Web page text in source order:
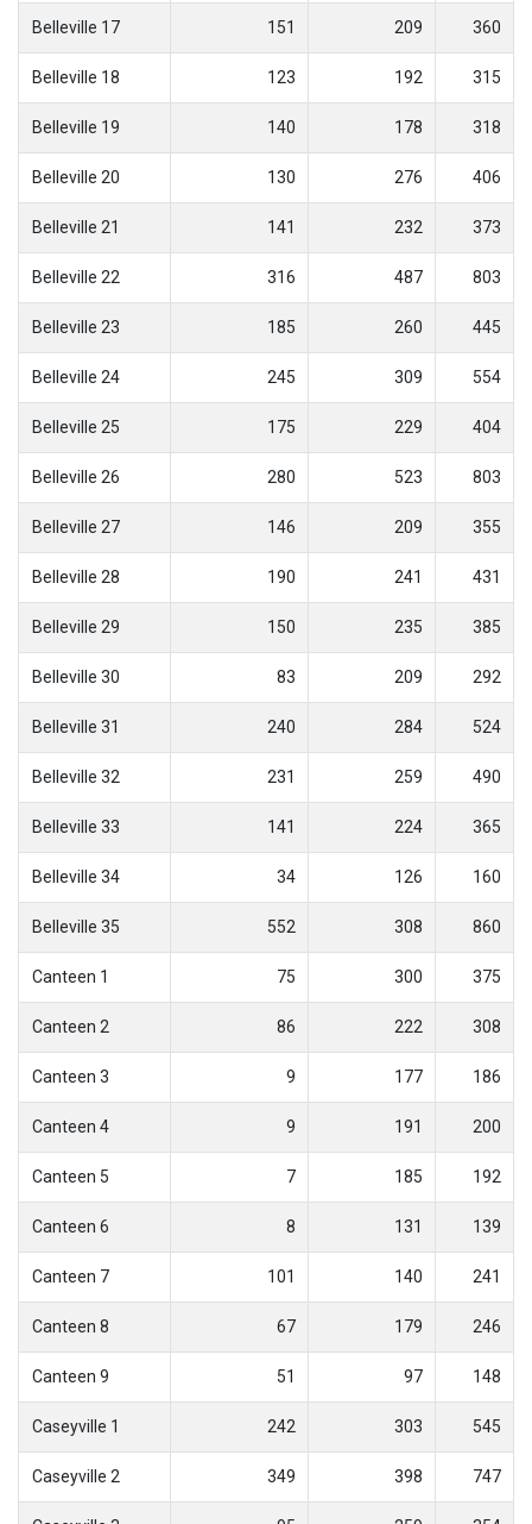
Belleville 17 151 209 360
Belleville 18 123 192 315
Belleville 19 140 178 318
Belleville 20 130 276 406
Belleville 21 141 232 373
Belleville 22 316 487 803
Belleville 23 185 260 445
Belleville 24 245 309 554
Belleville 25 175 229 404
Belleville 26 280 523 803
Belleville 27 146 209 355
Belleville 28 190 241 431
Belleville 29 150 235 385
Belleville 30 83 209 292
Belleville 31 240 284 524
Belleville 32 231 259 490
Belleville 33 141 224 365
Belleville 34 34 126 160
Belleville 35 552 308 860
Canteen 1 75 300 375
Canteen 2 86 222 308
Canteen 3 9 177 186
Canteen 4 9 191 200
Canteen 5 7 185 192
Canteen 6 8 131 139
Canteen 7 101 140 241
Canteen 8 67 179 246
Canteen 9 51 97 148
Caseyville 1 242 303 545
Caseyville 2 349 398 747